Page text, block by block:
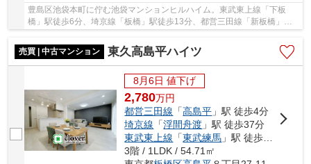
豊島区池袋本町に佇む池袋マンションヒルハイム。東武東上線「下板
橋」駅徒歩6分、埼京線「板橋」駅徒歩13分、都営三田線「新板橋」駅
売買 | 中古マンション
東久高島平ハイツ
8月6日 値下げ
2,780万円
都営三田線 「高島平 」駅 徒歩4分
埼京線 「浮間舟渡 」駅 徒歩37分
東武東上線 「東武練馬 」駅 徒歩38分
3階 / 1LDK / 54.71㎡